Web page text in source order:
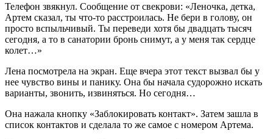
Телефон звякнул. Сообщение от свекрови: «Леночка, детка,
Артем сказал, ты что-то расстроилась. Не бери в голову, он
просто вспыльчивый. Ты переведи хотя бы двадцать тысяч
сегодня, а то в санатории бронь снимут, а у меня так сердце
колет…»
Лена посмотрела на экран. Еще вчера этот текст вызвал бы у
нее чувство вины и панику. Она бы начала судорожно искать
варианты, звонить, извиняться. Но сегодня…
Она нажала кнопку «Заблокировать контакт». Затем зашла в
список контактов и сделала то же самое с номером Артема.